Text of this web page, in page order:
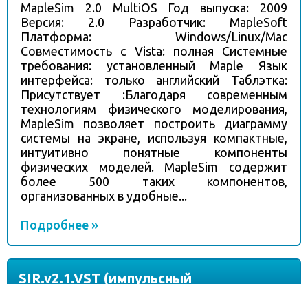
MapleSim 2.0 MultiOS Год выпуска: 2009
Версия: 2.0 Разработчик: MapleSoft
Платформа: Windows/Linux/Mac
Совместимость с Vista: полная Системные
требования: установленный Maple Язык
интерфейса: только английский Таблэтка:
Присутствует :Благодаря современным
технологиям физического моделирования,
MapleSim позволяет построить диаграмму
системы на экране, используя компактные,
интуитивно понятные компоненты
физических моделей. MapleSim содержит
более 500 таких компонентов,
организованных в удобные...
Подробнее »
SIR.v2.1.VST (импульсный